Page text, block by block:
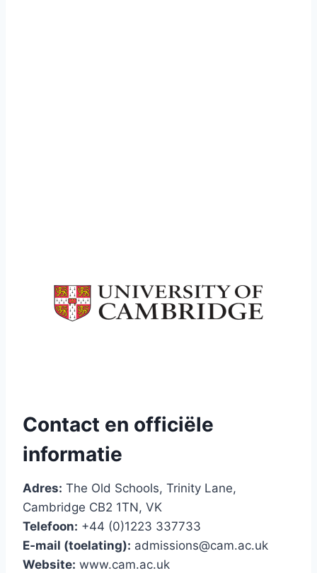
Contact en officiële
informatie
Adres: The Old Schools, Trinity Lane,
Cambridge CB2 1TN, VK
Telefoon: +44 (0)1223 337733
E‑mail (toelating): admissions@cam.ac.uk
Website: www.cam.ac.uk